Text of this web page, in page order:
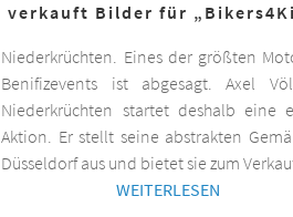
verkauft Bilder für
Niederkrüchten. Eines der größten
Benifizevents ist abgesagt. Axel
Niederkrüchten startet deshalb eine
Aktion. Er stellt seine abstrakten
Düsseldorf aus und bietet sie zum
WEITERLESEN